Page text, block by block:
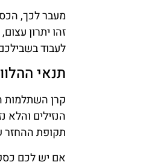
מעבר לכך,
זהו יתרון
לעבוד
תנאי
קרן השתלמות
הנזילים והלא
תקופת ההחזר